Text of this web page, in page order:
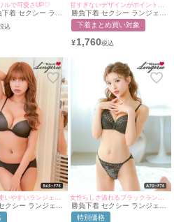
ルで可愛さUP♡
着 セクシー ラン
ング付き レース ピ
ト 白 脇高 ブラジ
勝負下着 セクシー ランジェリ
ー レース リボン ワンカラー
ブラジャー ショーツ 2点セッ
下着まとめ買い対象
¥1,760
クシー ランジェリ
ー ショーツ シンプ
勝負下着 セクシー ランジェリ
ー フラワーレースチュールベ
特別価格